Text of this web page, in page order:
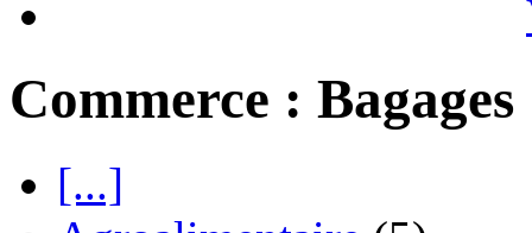
Commerce : Bagages
[...]